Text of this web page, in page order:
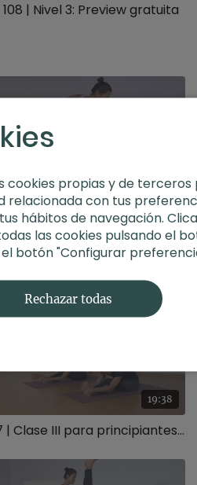
| Nivel 3: Preview gratuita
13:44
Vídeo 2 | Koundinyasana 1: posturas de pie
19:38
Vídeo 7 | Clase III para principiantes: flexiones y extensiones
cookies propias y de
relacionada con tus
hábitos de navegación. Clica
las cookies pulsando el
el botón "Configurar
Rechazar todas